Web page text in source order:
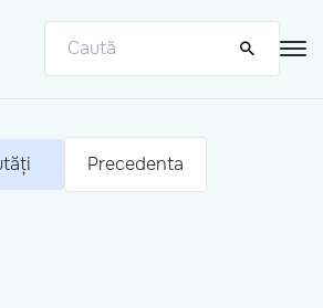
Precedenta